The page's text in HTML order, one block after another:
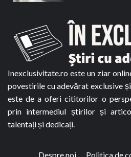
Inexclusivitate.ro este un ziar
povestirile cu adevărat exclusive
este de a oferi cititorilor o
prin intermediul știrilor și
talentați și dedicați.
Despre noi Politica de